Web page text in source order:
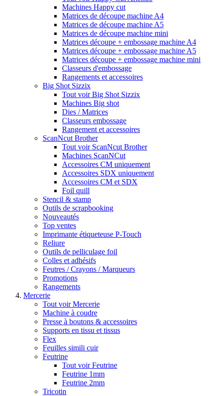
Machines Happy cut
Matrices de découpe machine A4
Matrices de découpe machine A5
Matrices de découpe machine mini
Matrices découpe + embossage machine A4
Matrices découpe + embossage machine A5
Matrices découpe + embossage machine mini
Classeurs d'embossage
Rangements et accessoires
Big Shot Sizzix
Tout voir Big Shot Sizzix
Machines Big shot
Dies / Matrices
Classeurs embossage
Rangement et accessoires
ScanNcut Brother
Tout voir ScanNcut Brother
Machines ScanNCut
Accessoires CM uniquement
Accessoires SDX uniquement
Accessoires CM et SDX
Foil quill
Stencil & stamp
Outils de scrapbooking
Nouveautés
Top ventes
Imprimante étiqueteuse P-Touch
Reliure
Outils de pelliculage foil
Colles et adhésifs
Feutres / Crayons / Marqueurs
Promotions
Rangements
Mercerie
Tout voir Mercerie
Machine à coudre
Presse à boutons & accessoires
Supports en tissu et tissus
Flex
Feuilles simili cuir
Feutrine
Tout voir Feutrine
Feutrine 1mm
Feutrine 2mm
Tricotin